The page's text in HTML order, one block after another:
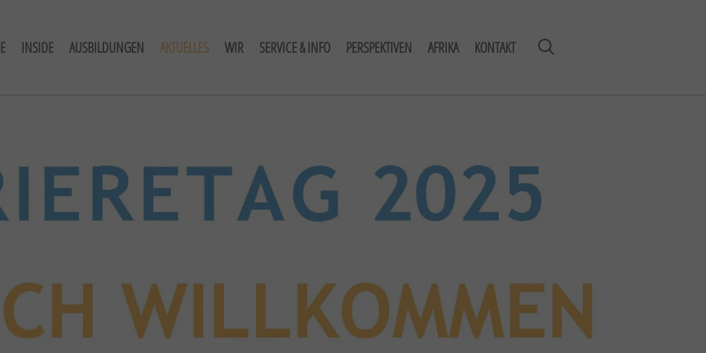
INSIDE AUSBILDUNGEN AKTUELLES WIR SERVICE & INFO PERSPEKTIVEN AFRIKA KONTAKT